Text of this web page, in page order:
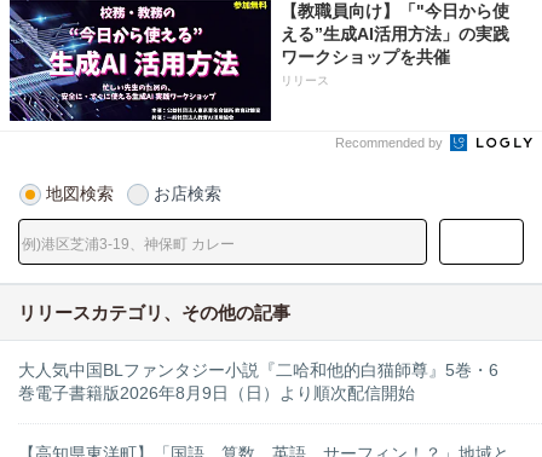
【教職員向け】「"今日から使
える”生成AI活用方法」の実践
ワークショップを共催
リリース
Recommended by
地図検索 お店検索
リリースカテゴリ、その他の記事
大人気中国BLファンタジー小説『二哈和他的白猫師尊』5巻・6
巻電子書籍版2026年8月9日（日）より順次配信開始